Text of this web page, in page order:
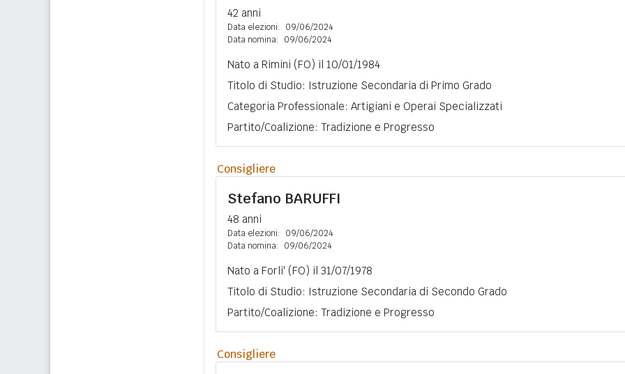
42 anni
Data elezioni:
09/06/2024
Data nomina:
09/06/2024
Nato a Rimini (FO) il 10/01/1984
Titolo di Studio: Istruzione Secondaria di Primo Grado
Categoria Professionale: Artigiani e Operai Specializzati
Partito/Coalizione: Tradizione e Progresso
Consigliere
Stefano BARUFFI
48 anni
Data elezioni:
09/06/2024
Data nomina:
09/06/2024
Nato a Forli' (FO) il 31/07/1978
Titolo di Studio: Istruzione Secondaria di Secondo Grado
Partito/Coalizione: Tradizione e Progresso
Consigliere